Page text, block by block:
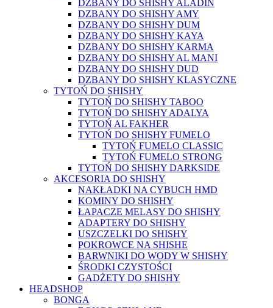
DZBANY DO SHISHY ALADIN
DZBANY DO SHISHY AMY
DZBANY DO SHISHY DUM
DZBANY DO SHISHY KAYA
DZBANY DO SHISHY KARMA
DZBANY DO SHISHY AL MANI
DZBANY DO SHISHY DUD
DZBANY DO SHISHY KLASYCZNE
TYTOŃ DO SHISHY
TYTOŃ DO SHISHY TABOO
TYTOŃ DO SHISHY ADALYA
TYTOŃ AL FAKHER
TYTOŃ DO SHISHY FUMELO
TYTOŃ FUMELO CLASSIC
TYTOŃ FUMELO STRONG
TYTOŃ DO SHISHY DARKSIDE
AKCESORIA DO SHISHY
NAKŁADKI NA CYBUCH HMD
KOMINY DO SHISHY
ŁAPACZE MELASY DO SHISHY
ADAPTERY DO SHISHY
USZCZELKI DO SHISHY
POKROWCE NA SHISHE
BARWNIKI DO WODY W SHISHY
ŚRODKI CZYSTOŚCI
GADŻETY DO SHISHY
HEADSHOP
BONGA